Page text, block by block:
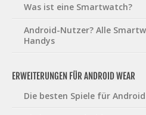
Was ist eine Smartwatch?
Android-Nutzer? Alle
Handys
ERWEITERUNGEN FÜR ANDROID WEAR
Die besten Spiele für